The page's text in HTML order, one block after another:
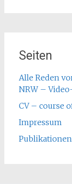
Seiten
Alle Reden
NRW –
CV – course
Impressum
Publikationen